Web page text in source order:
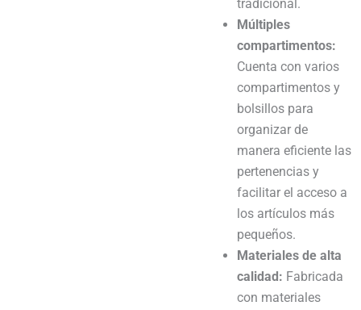
tradicional.
Múltiples
compartimentos:
Cuenta con varios
compartimentos y
bolsillos para
organizar de
manera eficiente las
pertenencias y
facilitar el acceso a
los artículos más
pequeños.
Materiales de alta
calidad: Fabricada
con materiales